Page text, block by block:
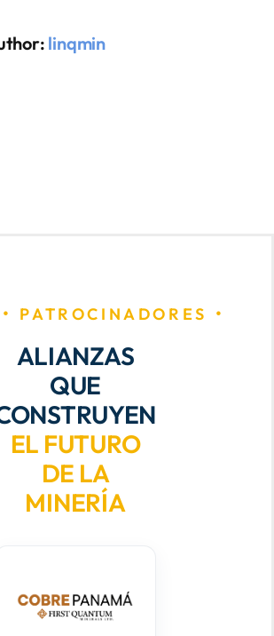
linqmin
PATROCINADORES
ALIANZAS
QUE
EL FUTURO
DE LA
MINERÍA